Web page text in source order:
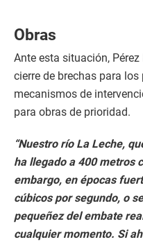
Obras
Ante esta situación,
cierre de brechas para
mecanismos de
para obras de prioridad.
“Nuestro río La Leche,
ha llegado a 400 metros
embargo, en épocas
cúbicos por segundo, o
pequeñez del embate
cualquier momento. Si